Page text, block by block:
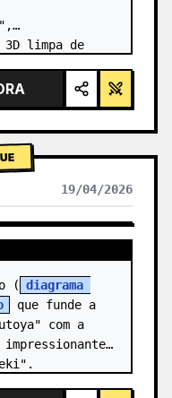
3D limpa de
19/04/2026
MODELOS
( diagrama
que funde a
com a
impressionante